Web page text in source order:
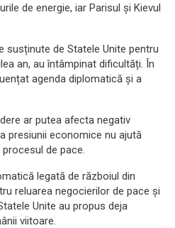
de energie, iar Parisul și Kievul
de Statele Unite pentru
an, au întâmpinat dificultăți. În
agenda diplomatică și a
ar putea afecta negativ
presiunii economice nu ajută
de pace.
legată de războiul din
reluarea negocierilor de pace și
Unite au propus deja
viitoare.